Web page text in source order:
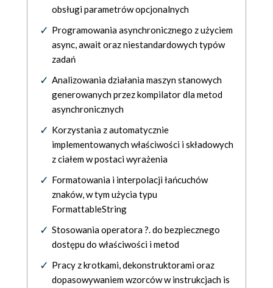
obsługi parametrów opcjonalnych
Programowania asynchronicznego z użyciem
async, await oraz niestandardowych typów
zadań
Analizowania działania maszyn stanowych
generowanych przez kompilator dla metod
asynchronicznych
Korzystania z automatycznie
implementowanych właściwości i składowych
z ciałem w postaci wyrażenia
Formatowania i interpolacji łańcuchów
znaków, w tym użycia typu
FormattableString
Stosowania operatora ?. do bezpiecznego
dostępu do właściwości i metod
Pracy z krotkami, dekonstruktorami oraz
dopasowywaniem wzorców w instrukcjach is